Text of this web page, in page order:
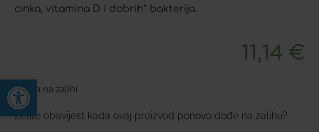
Open toolbar
cinka, vitamina D i dobrih* bakterija.
11,14 €
Nema na zalihi
Želite obavijest kada ovaj proizvod ponovo dođe na zalihu?